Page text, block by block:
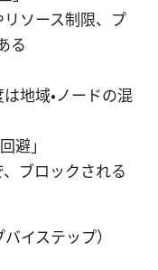
ソース制限、プ
る
地域・ノードの混
避」
ブロックされる
イステップ）